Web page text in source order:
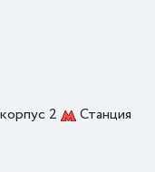
2
Станция